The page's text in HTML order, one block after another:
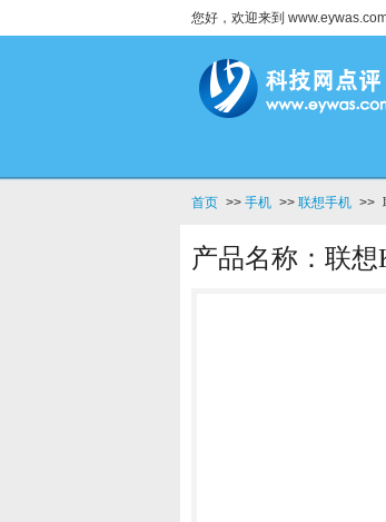
您好，欢迎来到
首页 >> 手机 >> 联想手机 >>
产品名称：联想